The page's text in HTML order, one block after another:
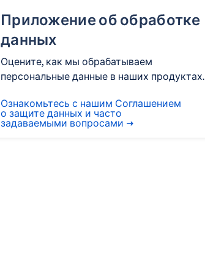
Приложение об обработке
данных
Оцените, как мы обрабатываем
персональные данные в наших продуктах.
Ознакомьтесь с нашим Соглашением
о защите данных и часто
задаваемыми вопросами